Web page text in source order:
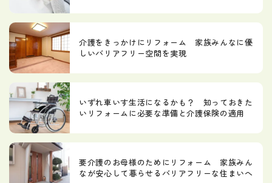
介護をきっかけにリフォーム 家族みんなに優
しいバリアフリー空間を実現
いずれ車いす生活になるかも？ 知っておきた
いリフォームに必要な準備と介護保険の適用
要介護のお母様のためにリフォーム 家族みん
なが安心して暮らせるバリアフリーな住まいへ